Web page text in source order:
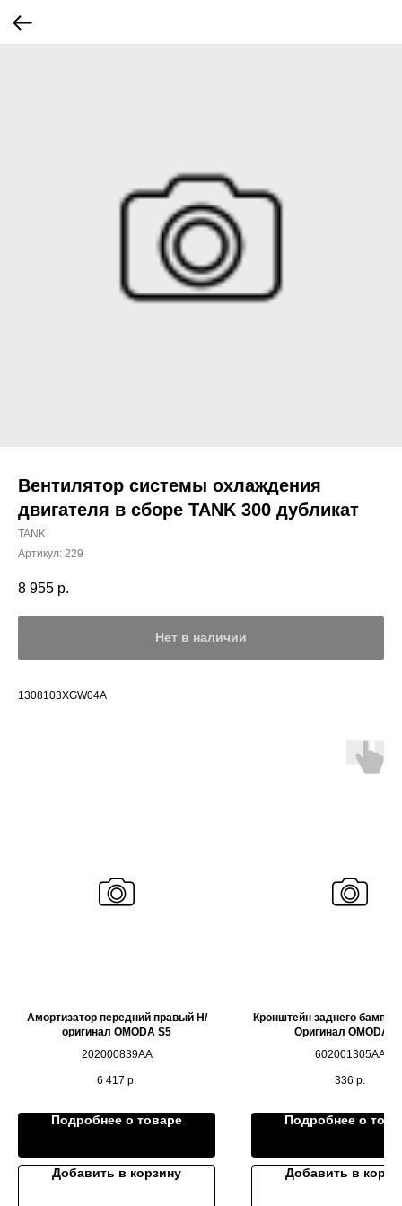
Вентилятор системы охлаждения
двигателя в сборе TANK 300 дубликат
TANK
Артикул: 229
8 955 р.
Нет в наличии
1308103XGW04A
Амортизатор передний правый Н/
оригинал OMODA S5
202000839AA
6 417 р.
Подробнее о товаре
Добавить в корзину
Кронштейн заднего
Оригинал OMODA
602001305AA
336 р.
Подробнее о
Добавить в